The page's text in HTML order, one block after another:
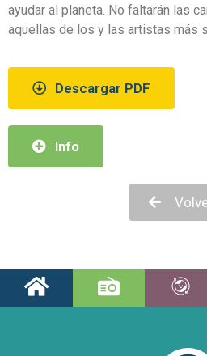
ayudar al planeta. No faltarán las
aquellas de los y las artistas más
Descargar PDF
Info